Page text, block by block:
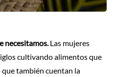
necesitamos. Las mujeres
cultivando alimentos que
también cuentan la